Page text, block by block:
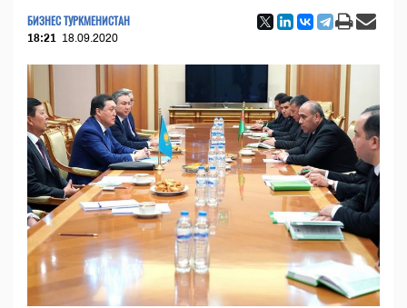
БИЗНЕС ТУРКМЕНИСТАН
18:21 18.09.2020